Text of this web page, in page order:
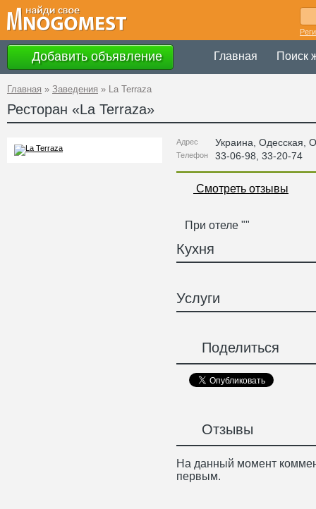
Добавить объявление Главная Поиск
Главная » Заведения » La Terraza
Ресторан «La Terraza»
Адрес Украина Одесская ,
Телефон 33-06-98, 33-20-74
Смотреть отзывы
При отеле ""
Кухня
Услуги
Поделиться
Отзывы
На данный момент
первым.